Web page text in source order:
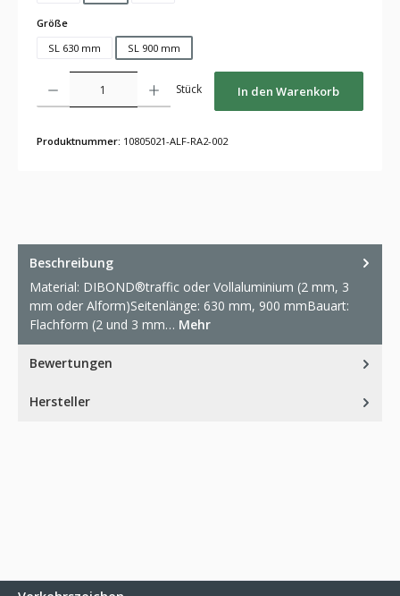
Größeauswählen
SL 630 mm
SL 900 mm
Stück In den Warenkorb
Produktnummer: 10805021-ALF-RA2-002
Beschreibung
Material: DIBOND®traffic oder Vollaluminium (2 mm, 3
mm oder Alform)Seitenlänge: 630 mm, 900 mmBauart:
Flachform (2 und 3 mm… Mehr
Bewertungen
Hersteller